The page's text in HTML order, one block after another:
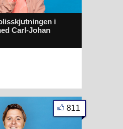
i
Carl-Johan
811